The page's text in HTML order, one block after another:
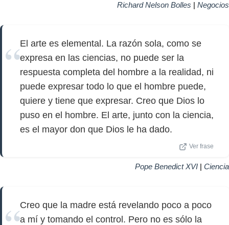
Richard Nelson Bolles | Negocios
El arte es elemental. La razón sola, como se
expresa en las ciencias, no puede ser la
respuesta completa del hombre a la realidad, ni
puede expresar todo lo que el hombre puede,
quiere y tiene que expresar. Creo que Dios lo
puso en el hombre. El arte, junto con la ciencia,
es el mayor don que Dios le ha dado.
Ver frase
Pope Benedict XVI | Ciencia
Creo que la madre está revelando poco a poco
a mí y tomando el control. Pero no es sólo la